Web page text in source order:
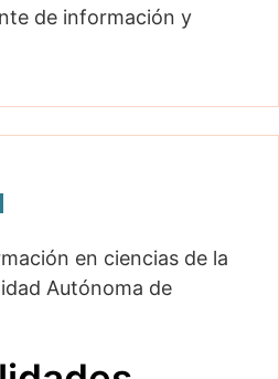
de información y
en ciencias de la
Autónoma de